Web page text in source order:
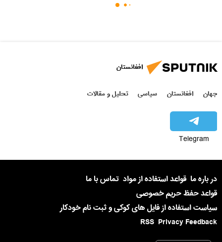
افغانستان
جهان افغانستان سیاسی تحلیل و مقالات
Telegram
در باره ما قواعد استفاده از مواد تماس با ما
قواعد حفظ حریم خصوصی
سیاست استفاده از فایل های کوکی و ثبت نام خودکار
Privacy Feedback
RSS